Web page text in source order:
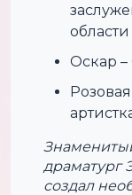
Оскар
драматург
создал